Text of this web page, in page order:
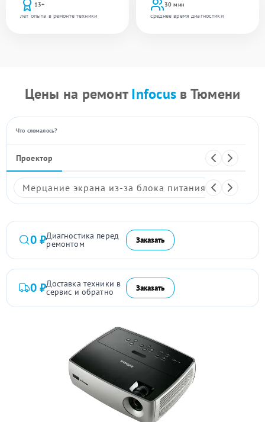
13+
лет опыта в ремонте техники
30 мин
среднее время диагностики
Цены на ремонтInfocus в Тюмени
Что сломалось?
Проектор
Мерцание экрана из-за блока питания
0 ₽Диагностика перед
ремонтом Заказать
0 ₽Доставка техники в
сервис и обратно Заказать